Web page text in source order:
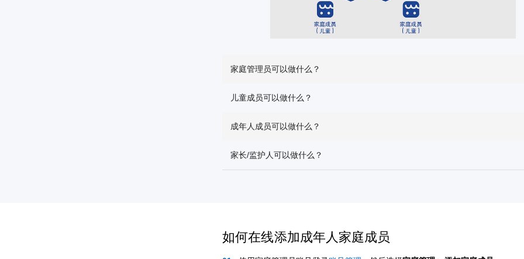
家庭管理员可以做什么？
儿童成员可以做什么？
成年人成员可以做什么？
家长/监护人可以做什么？
如何在线添加成年人家庭成员